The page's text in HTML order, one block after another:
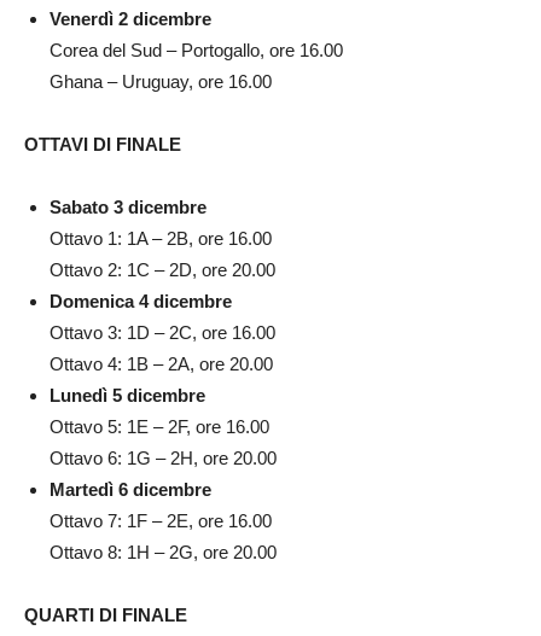
Venerdì 2 dicembre
Corea del Sud – Portogallo, ore 16.00
Ghana – Uruguay, ore 16.00
OTTAVI DI FINALE
Sabato 3 dicembre
Ottavo 1: 1A – 2B, ore 16.00
Ottavo 2: 1C – 2D, ore 20.00
Domenica 4 dicembre
Ottavo 3: 1D – 2C, ore 16.00
Ottavo 4: 1B – 2A, ore 20.00
Lunedì 5 dicembre
Ottavo 5: 1E – 2F, ore 16.00
Ottavo 6: 1G – 2H, ore 20.00
Martedì 6 dicembre
Ottavo 7: 1F – 2E, ore 16.00
Ottavo 8: 1H – 2G, ore 20.00
QUARTI DI FINALE